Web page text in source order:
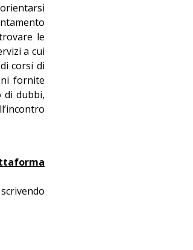
le
a cui
corsi di
fornite
di dubbi,